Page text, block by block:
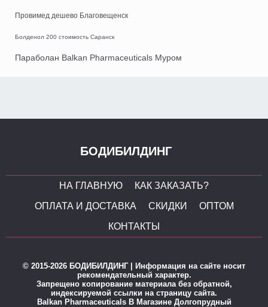
Провимед дешево Благовещенск
Болденол 200 стоимость Саранск
Параболан Balkan Pharmaceuticals Муром
БОДИБИЛДИНГ
НА ГЛАВНУЮ
КАК ЗАКАЗАТЬ?
ОПЛАТА И ДОСТАВКА
СКИДКИ
ОПТОМ
КОНТАКТЫ
© 2015-2026 БОДИБИЛДИНГ | Информация на сайте носит
рекомендательный характер.
Запрещено копирование материала без обратной,
индексируемой ссылки на страницу сайта.
Balkan Pharmaceuticals В Магазине Долгопрудный